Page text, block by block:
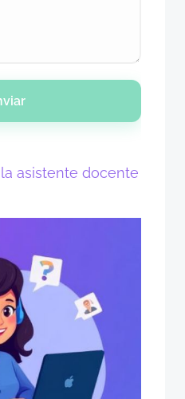
asistente docente